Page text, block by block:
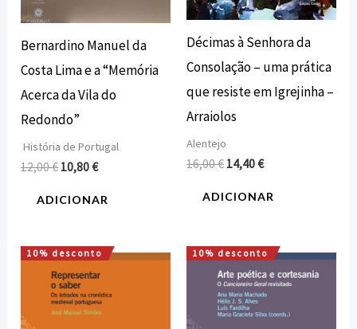
Bernardino Manuel da
Costa Lima e a “Memória
Acerca da Vila do
Redondo”
História de Portugal
12,00€ 10,80€
ADICIONAR
Décimas à Senhora da
Consolação – uma prática
que resiste em Igrejinha –
Arraiolos
Alentejo
16,00€ 14,40€
ADICIONAR
10% desconto
O
preço
original
era:
13,00 €.
O
preço
atual
é:
11,70 €.
10% desconto
O
preço
original
era:
15,00 €.
O
preço
atual
13,50 €.